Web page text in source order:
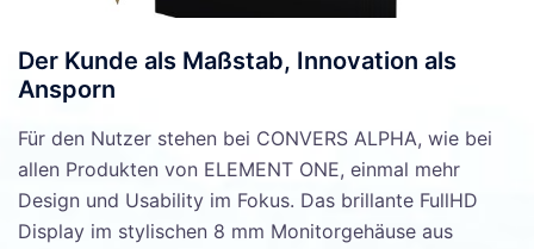
Der Kunde als Maßstab, Innovation als
Ansporn
Für den Nutzer stehen bei CONVERS ALPHA, wie bei
allen Produkten von ELEMENT ONE, einmal mehr
Design und Usability im Fokus. Das brillante FullHD
Display im stylischen 8 mm Monitorgehäuse aus